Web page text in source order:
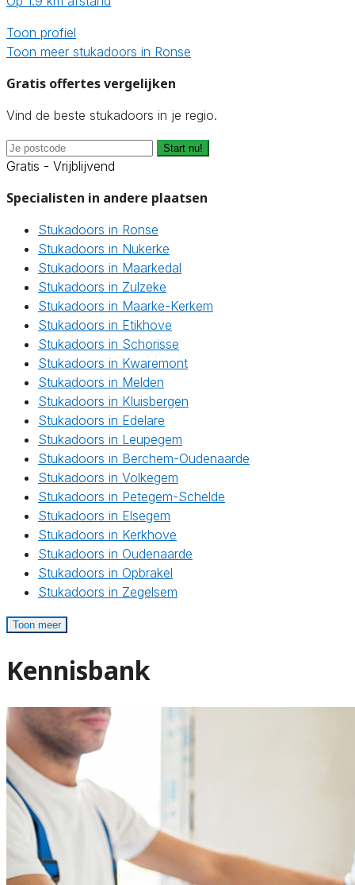
Toon profiel
Toon meer stukadoors in Ronse
Gratis offertes vergelijken
Vind de beste stukadoors in je regio.
Start nu!
Gratis - Vrijblijvend
Specialisten in andere plaatsen
Stukadoors in Ronse
Stukadoors in Nukerke
Stukadoors in Maarkedal
Stukadoors in Zulzeke
Stukadoors in Maarke-Kerkem
Stukadoors in Etikhove
Stukadoors in Schorisse
Stukadoors in Kwaremont
Stukadoors in Melden
Stukadoors in Kluisbergen
Stukadoors in Edelare
Stukadoors in Leupegem
Stukadoors in Berchem-Oudenaarde
Stukadoors in Volkegem
Stukadoors in Petegem-Schelde
Stukadoors in Elsegem
Stukadoors in Kerkhove
Stukadoors in Oudenaarde
Stukadoors in Opbrakel
Stukadoors in Zegelsem
Toon meer
Kennisbank